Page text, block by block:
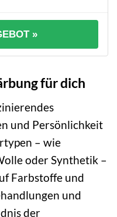
»
für dich
und Persönlichkeit
– wie
oder Synthetik –
Farbstoffe und
und
der